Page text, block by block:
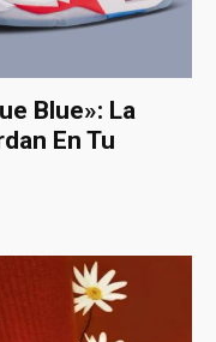
Blue»: La
En Tu